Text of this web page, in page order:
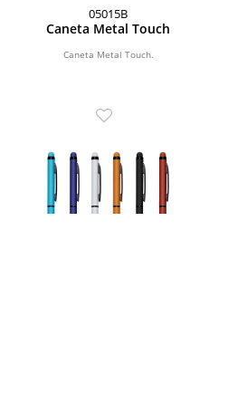
05015B
Caneta Metal Touch
Caneta Metal Touch.